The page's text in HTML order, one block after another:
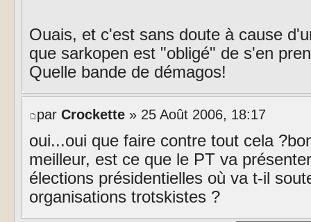
Ouais, et c'est sans doute à cause
que sarkopen est "obligé" de s'en
Quelle bande de démagos!
par Crockette » 25 Août 2006, 18:17
oui...oui que faire contre tout cela
meilleur, est ce que le PT va
élections présidentielles où va t-il
organisations trotskistes ?